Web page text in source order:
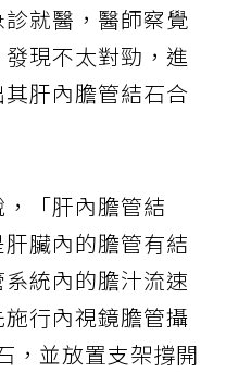
就醫，醫師察覺
現不太對勁，進
肝內膽管結石合
「肝內膽管結
臟內的膽管有結
統內的膽汁流速
行內視鏡膽管攝
，並放置支架撐開